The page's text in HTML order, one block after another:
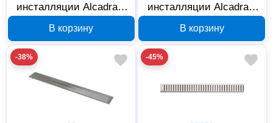
инсталляции Alcadrain
установки
В корзину
инсталляции Alcadrain
возможностью
вентиляции
В корзину
-38% -45%